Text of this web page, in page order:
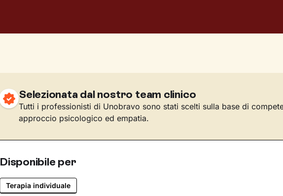
Selezionata dal nostro team clinico
Tutti i professionisti di Unobravo sono stati scelti sulla base di
approccio psicologico ed empatia.
Disponibile per
Terapia individuale